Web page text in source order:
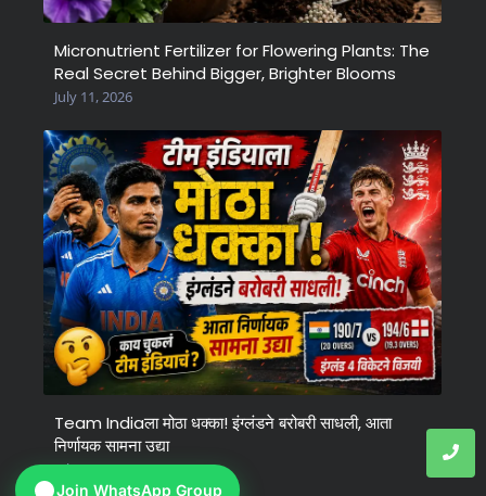
Micronutrient Fertilizer for Flowering Plants: The
Real Secret Behind Bigger, Brighter Blooms
July 11, 2026
Team Indiaला मोठा धक्का! इंग्लंडने बरोबरी साधली, आता
निर्णायक सामना उद्या
July 6, 2026
Join WhatsApp Group